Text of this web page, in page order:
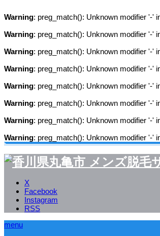
Warning: preg_match(): Unknown modifier '-'
Warning: preg_match(): Unknown modifier '-'
Warning: preg_match(): Unknown modifier '-'
Warning: preg_match(): Unknown modifier '-'
Warning: preg_match(): Unknown modifier '-'
Warning: preg_match(): Unknown modifier '-'
Warning: preg_match(): Unknown modifier '-'
Warning: preg_match(): Unknown modifier '-'
X
Facebook
Instagram
RSS
menu